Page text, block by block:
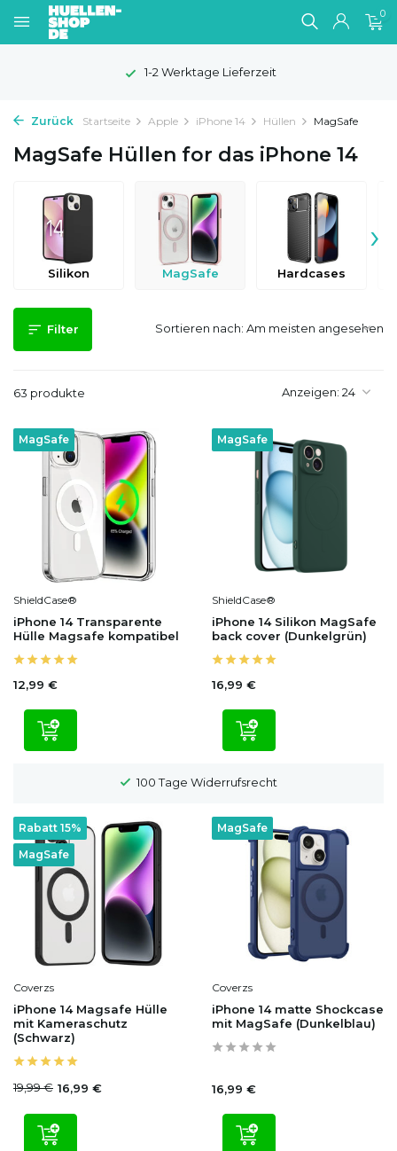
0
100 Tage Widerrufsrecht
Zurück Startseite Apple iPhone 14 Hüllen MagSafe
MagSafe Hüllen for das iPhone 14
Silikon MagSafe Hardcases
›
Filter
63 produkte Anzeigen:
Sortieren nach:
MagSafe
ShieldCase®
iPhone 14 Transparente
Hülle Magsafe kompatibel
12,99 €
MagSafe
ShieldCase®
iPhone 14 Silikon MagSafe
back cover (Dunkelgrün)
16,99 €
100 Tage Widerrufsrecht
MagSafe
Rabatt 15%
Coverzs
iPhone 14 Magsafe Hülle
mit Kameraschutz
(Schwarz)
19,99 € 16,99 €
MagSafe
Coverzs
iPhone 14 matte Shockcase
mit MagSafe (Dunkelblau)
16,99 €